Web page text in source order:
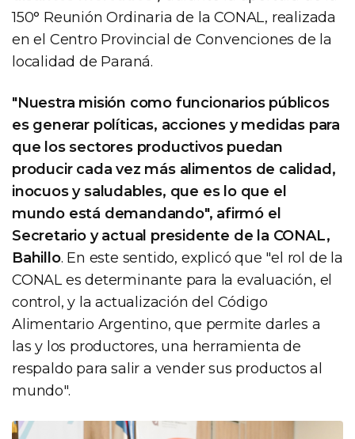
150° Reunión Ordinaria de la CONAL, realizada
en el Centro Provincial de Convenciones de la
localidad de Paraná.
"Nuestra misión como funcionarios públicos
es generar políticas, acciones y medidas para
que los sectores productivos puedan
producir cada vez más alimentos de calidad,
inocuos y saludables, que es lo que el
mundo está demandando", afirmó el
Secretario y actual presidente de la CONAL,
Bahillo. En este sentido, explicó que "el rol de la
CONAL es determinante para la evaluación, el
control, y la actualización del Código
Alimentario Argentino, que permite darles a
las y los productores, una herramienta de
respaldo para salir a vender sus productos al
mundo".